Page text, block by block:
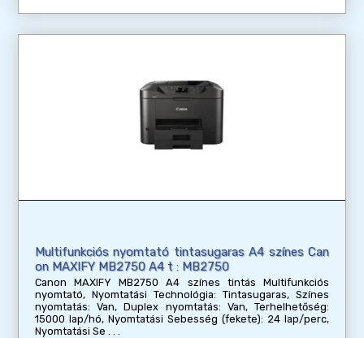
Multifunkciós nyomtató tintasugaras A4 színes Can
on MAXIFY MB2750 A4 t : MB2750
Canon MAXIFY MB2750 A4 színes tintás Multifunkciós
nyomtató, Nyomtatási Technológia: Tintasugaras, Színes
nyomtatás: Van, Duplex nyomtatás: Van, Terhelhetőség:
15000 lap/hó, Nyomtatási Sebesség (fekete): 24 lap/perc,
Nyomtatási Se